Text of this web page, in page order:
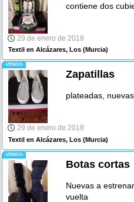
contiene dos
29 de enero de 2018
Textil en Alcázares, Los (Murcia)
-VENDO-
Zapatillas
plateadas,
29 de enero de 2018
Textil en Alcázares, Los (Murcia)
-VENDO-
Botas cortas
Nuevas a
vuelta